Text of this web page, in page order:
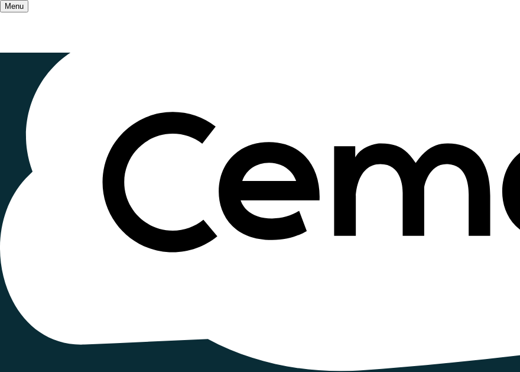
Menu
Salle de presse/ La presse parle des Ceméa
Desplanches, des clous...
télé!
2 mai 2024
27 octobre 2025 à 14h25
Lecture < 1 minute